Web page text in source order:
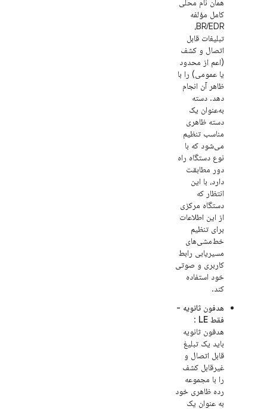
همان نام محلی
کامل مؤلفه
BR/EDR،
تبلیغات قابل
اتصال و کشف
(اعم از محدود
یا عمومی) را با
ظاهر آن انجام
دهد. دسته
به‌عنوان یک
دسته ظاهری
مناسب تنظیم
می‌شود که با
نوع دستگاه راه
دور مطابقت
دارد، با این
انتظار که
دستگاه مرکزی
از این اطلاعات
برای تنظیم
خط‌مشی‌های
مسیریابی رابط
کاربری و صوتی
خود استفاده
کند.
هدفون ثانویه -
فقط LE
:
هدفون ثانویه
باید یک تبلیغ
قابل اتصال و
غیرقابل کشف
را با مجموعه
رده ظاهری خود
به عنوان یک